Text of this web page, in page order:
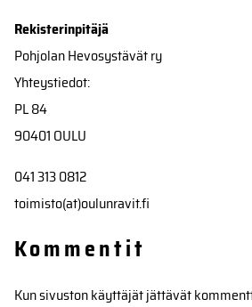
Rekisterinpitäjä
Pohjolan Hevosystävät ry
Yhteystiedot:
PL 84
90401 OULU
041 313 0812
toimisto(at)oulunravit.fi
Kommentit
Kun sivuston käyttäjät jättävät